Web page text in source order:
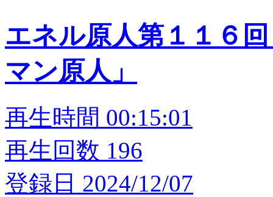
エネル原人第１１６
マン原人」
再生時間 00:15:01
再生回数 196
登録日 2024/12/07